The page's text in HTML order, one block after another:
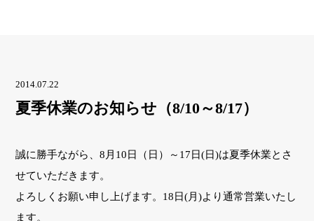
2014.07.22
夏季休業のお知らせ（8/10～8/17）
誠に勝手ながら、8月10日（日）～17日(日)は夏季休業とさ
せていただきます。
よろしくお願い申し上げます。18日(月)より通常営業いたし
ます。